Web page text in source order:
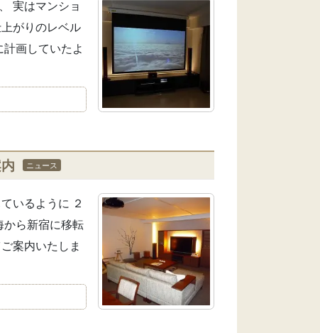
実はマンショ
がりのレベル
画していたよ
ニュース
いるように ２
から新宿に移転
案内いたしま